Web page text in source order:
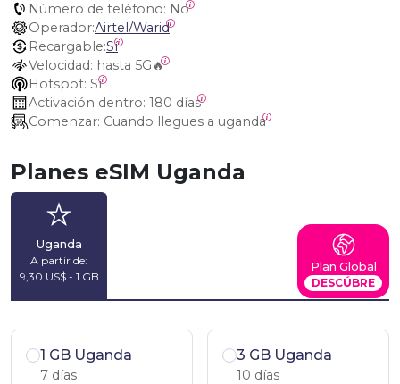
Número de teléfono: No
Operador:Airtel/Warid
Recargable:Sí
Velocidad: hasta 5G🔥
Hotspot: Sí
Activación dentro: 180 días
Comenzar: Cuando llegues a uganda
Planes eSIM Uganda
Uganda
A partir de:
9,30 US$ - 1 GB
Plan Global
DESCÚBRE
1 GB Uganda
7 días
3 GB Uganda
10 días